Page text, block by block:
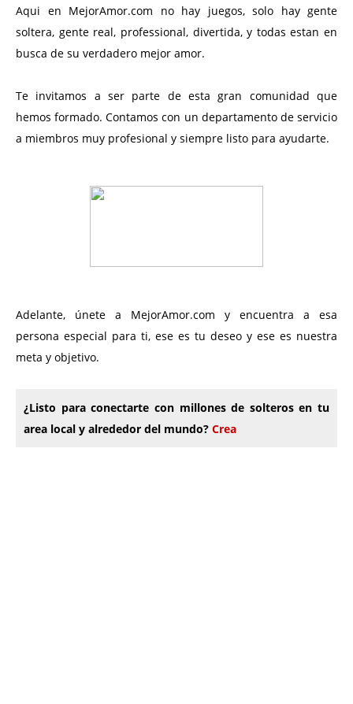
Aqui en MejorAmor.com no hay juegos, solo hay gente
soltera, gente real, professional, divertida, y todas estan en
busca de su verdadero mejor amor.
Te invitamos a ser parte de esta gran comunidad que
hemos formado. Contamos con un departamento de servicio
a miembros muy profesional y siempre listo para ayudarte.
Adelante, únete a MejorAmor.com y encuentra a esa
persona especial para ti, ese es tu deseo y ese es nuestra
meta y objetivo.
¿Listo para conectarte con millones de solteros en tu
area local y alrededor del mundo? Crea